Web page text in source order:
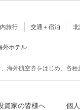
旅行 交通＋宿泊
外ホテル
海外航空券をはじめ、各
資家の皆様へ 個